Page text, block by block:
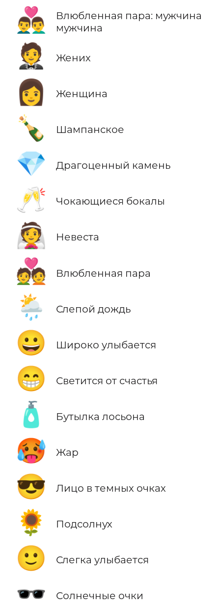
👨‍❤️‍👨
Влюбленная пара: мужчина
мужчина
🤵 Жених
👩 Женщина
🍾 Шампанское
💎 Драгоценный камень
🥂 Чокающиеся бокалы
👰 Невеста
💑 Влюбленная пара
🌦️ Слепой дождь
😀 Широко улыбается
😁 Светится от счастья
🧴 Бутылка лосьона
🥵 Жар
😎 Лицо в темных очках
🌻 Подсолнух
🙂 Слегка улыбается
🕶️ Солнечные очки